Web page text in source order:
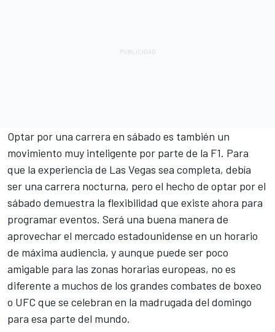
Optar por una carrera en sábado es también un
movimiento muy inteligente por parte de la F1. Para
que la experiencia de Las Vegas sea completa, debía
ser una carrera nocturna, pero el hecho de optar por el
sábado demuestra la flexibilidad que existe ahora para
programar eventos. Será una buena manera de
aprovechar el mercado estadounidense en un horario
de máxima audiencia, y aunque puede ser poco
amigable para las zonas horarias europeas, no es
diferente a muchos de los grandes combates de boxeo
o UFC que se celebran en la madrugada del domingo
para esa parte del mundo.